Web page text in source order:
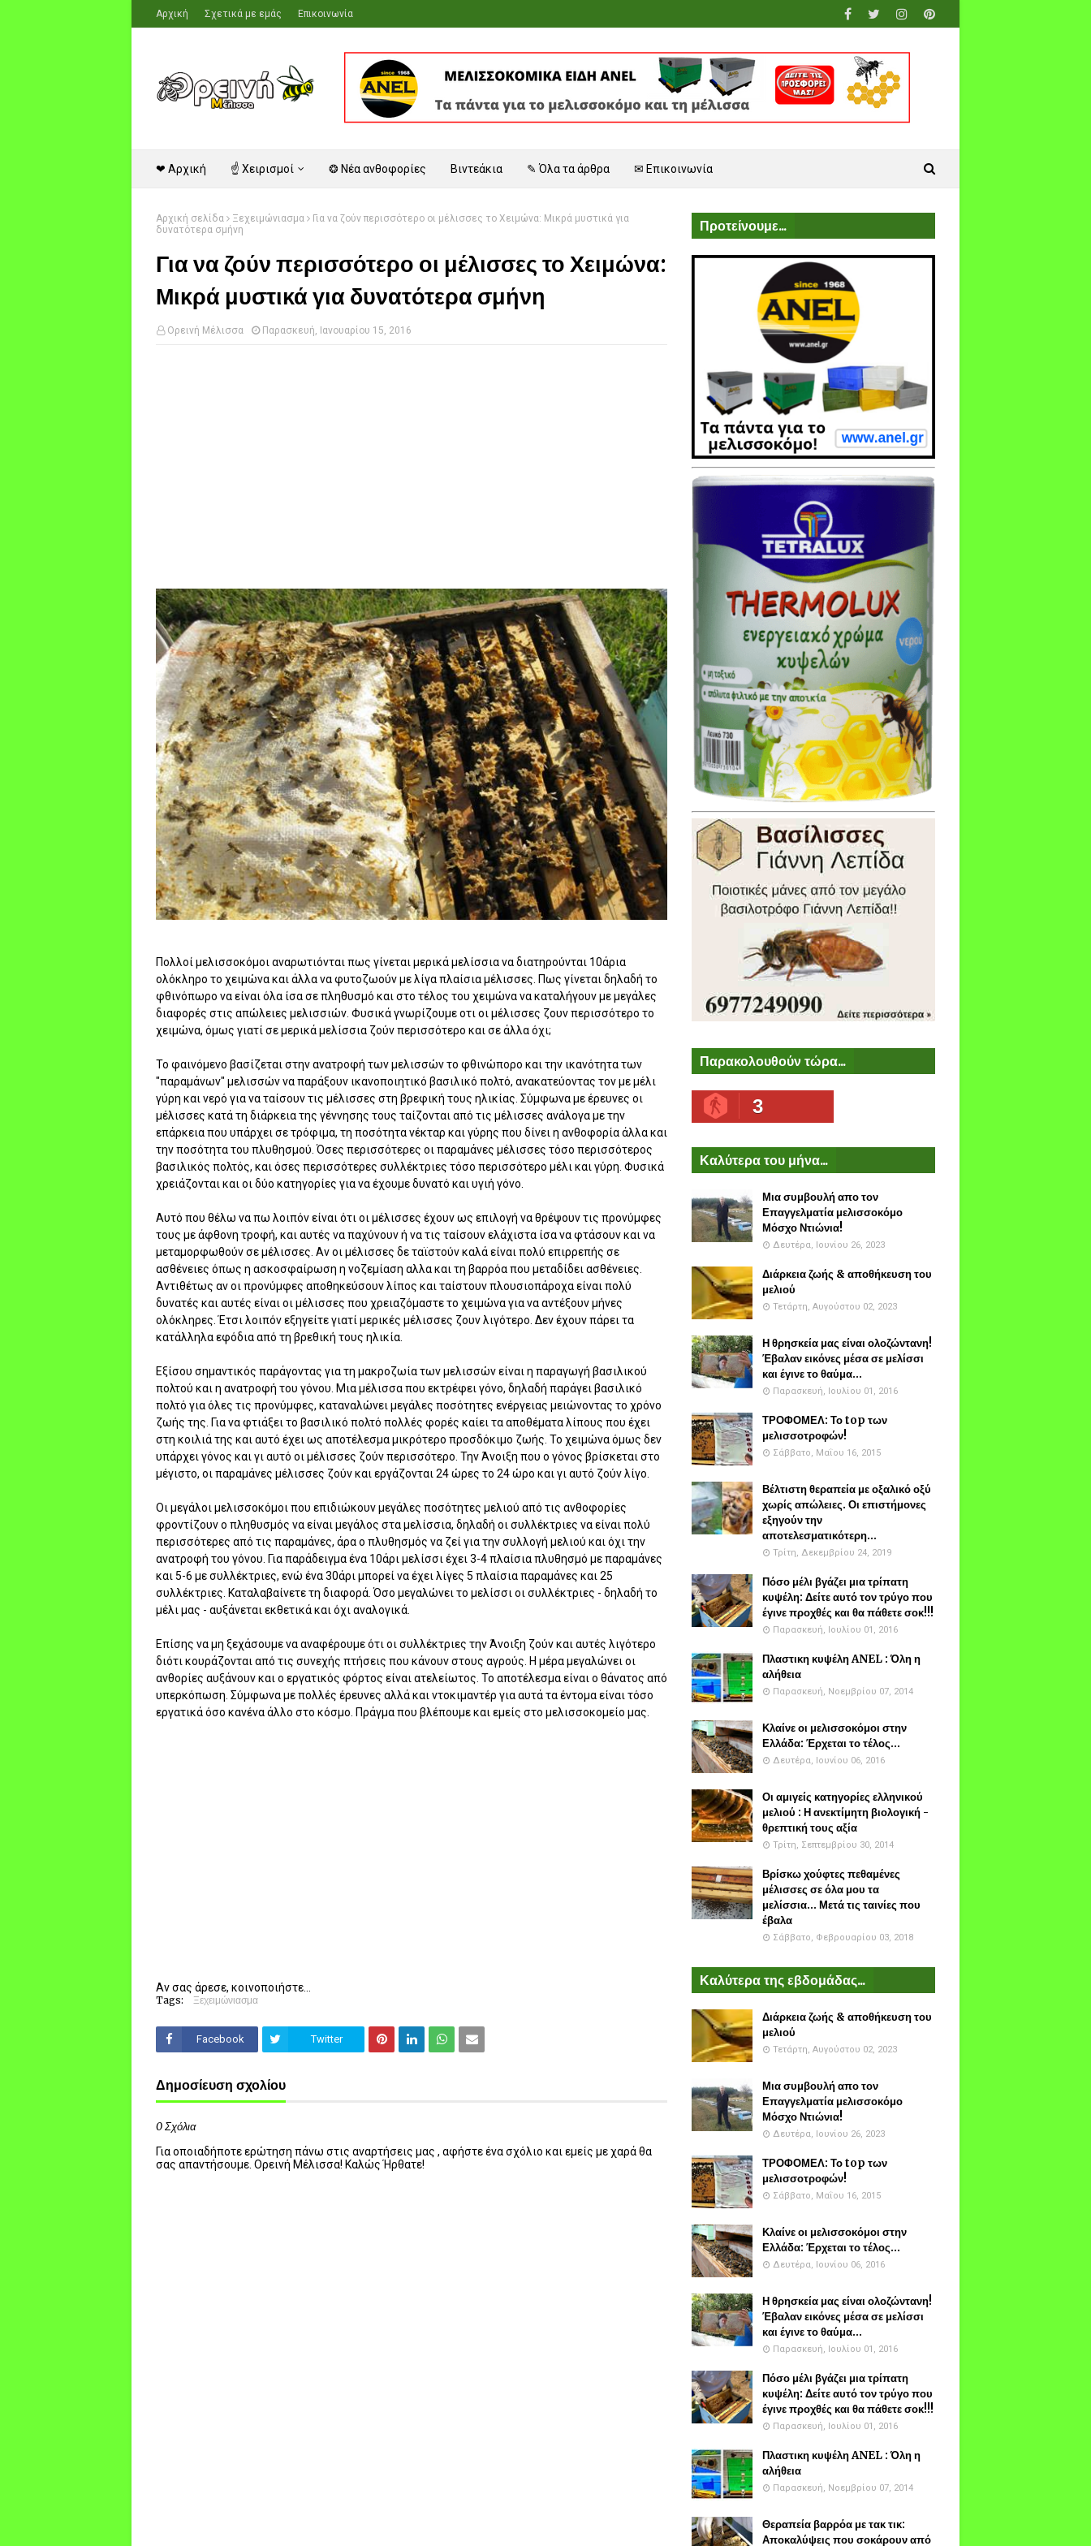
Αρχική Σχετικά με εμάς Επικοινωνία
❤ Αρχική ☝ Χειρισμοί ❂ Νέα ανθοφορίες Βιντεάκια ✎ Όλα τα άρθρα ✉ Επικοινωνία
Αρχική σελίδα Ξεχειμώνιασμα
Για να ζούν περισσότερο οι μέλισσες το Χειμώνα: Μικρά μυστικά για
δυνατότερα σμήνη
Για να ζούν περισσότερο οι μέλισσες το Χειμώνα:
Μικρά μυστικά για δυνατότερα σμήνη
Ορεινή Μέλισσα Παρασκευή, Ιανουαρίου 15, 2016
Πολλοί μελισσοκόμοι αναρωτιόνται πως γίνεται μερικά μελίσσια να διατηρούνται 10άρια
ολόκληρο το χειμώνα και άλλα να φυτοζωούν με λίγα πλαίσια μέλισσες. Πως γίνεται δηλαδή το
φθινόπωρο να είναι όλα ίσα σε πληθυσμό και στο τέλος του χειμώνα να καταλήγουν με μεγάλες
διαφορές στις απώλειες μελισσιών. Φυσικά γνωρίζουμε οτι οι μέλισσες ζουν περισσότερο το
χειμώνα, όμως γιατί σε μερικά μελίσσια ζούν περισσότερο και σε άλλα όχι;
Το φαινόμενο βασίζεται στην ανατροφή των μελισσών το φθινώπορο και την ικανότητα των
"παραμάνων" μελισσών να παράξουν ικανοποιητικό βασιλικό πολτό, ανακατεύοντας τον με μέλι
γύρη και νερό για να ταίσουν τις μέλισσες στη βρεφική τους ηλικίας. Σύμφωνα με έρευνες οι
μέλισσες κατά τη διάρκεια της γέννησης τους ταίζονται από τις μέλισσες ανάλογα με την
επάρκεια που υπάρχει σε τρόφιμα, τη ποσότητα νέκταρ και γύρης που δίνει η ανθοφορία άλλα και
την ποσότητα του πλυθησμού. Όσες περισσότερες οι παραμάνες μέλισσες τόσο περισσότερος
βασιλικός πολτός, και όσες περισσότερες συλλέκτριες τόσο περισσότερο μέλι και γύρη. Φυσικά
χρειάζονται και οι δύο κατηγορίες για να έχουμε δυνατό και υγιή γόνο.
Αυτό που θέλω να πω λοιπόν είναι ότι οι μέλισσες έχουν ως επιλογή να θρέψουν τις προνύμφες
τους με άφθονη τροφή, και αυτές να παχύνουν ή να τις ταίσουν ελάχιστα ίσα να φτάσουν και να
μεταμορφωθούν σε μέλισσες. Αν οι μέλισσες δε ταϊστούν καλά είναι πολύ επιρρεπής σε
ασθένειες όπως η ασκοσφαίρωση η νοζεμίαση αλλα και τη βαρρόα που μεταδίδει ασθένειες.
Αντιθέτως αν οι προνύμφες αποθηκεύσουν λίπος και ταίστουν πλουσιοπάροχα είναι πολύ
δυνατές και αυτές είναι οι μέλισσες που χρειαζόμαστε το χειμώνα για να αντέξουν μήνες
ολόκληρες. Έτσι λοιπόν εξηγείτε γιατί μερικές μέλισσες ζουν λιγότερο. Δεν έχουν πάρει τα
κατάλληλα εφόδια από τη βρεθική τους ηλικία.
Εξίσου σημαντικός παράγοντας για τη μακροζωία των μελισσών είναι η παραγωγή βασιλικού
πολτού και η ανατροφή του γόνου. Μια μέλισσα που εκτρέφει γόνο, δηλαδή παράγει βασιλικό
πολτό για όλες τις προνύμφες, καταναλώνει μεγάλες ποσότητες ενέργειας μειώνοντας το χρόνο
ζωής της. Για να φτιάξει το βασιλικό πολτό πολλές φορές καίει τα αποθέματα λίπους που έχει
στη κοιλιά της και αυτό έχει ως αποτέλεσμα μικρότερο προσδόκιμο ζωής. Το χειμώνα όμως δεν
υπάρχει γόνος και γι αυτό οι μέλισσες ζούν περισσότερο. Την Άνοιξη που ο γόνος βρίσκεται στο
μέγιστο, οι παραμάνες μέλισσες ζούν και εργάζονται 24 ώρες το 24 ώρο και γι αυτό ζούν λίγο.
Οι μεγάλοι μελισσοκόμοι που επιδιώκουν μεγάλες ποσότητες μελιού από τις ανθοφορίες
φροντίζουν ο πληθυσμός να είναι μεγάλος στα μελίσσια, δηλαδή οι συλλέκτριες να είναι πολύ
περισσότερες από τις παραμάνες, άρα ο πλυθησμός να ζεί για την συλλογή μελιού και όχι την
ανατροφή του γόνου. Για παράδειγμα ένα 10άρι μελίσσι έχει 3-4 πλαίσια πλυθησμό με παραμάνες
και 5-6 με συλλέκτριες, ενώ ένα 30άρι μπορεί να έχει λίγες 5 πλαίσια παραμάνες και 25
συλλέκτριες. Καταλαβαίνετε τη διαφορά. Όσο μεγαλώνει το μελίσσι οι συλλέκτριες - δηλαδή το
μέλι μας - αυξάνεται εκθετικά και όχι αναλογικά.
Επίσης να μη ξεχάσουμε να αναφέρουμε ότι οι συλλέκτριες την Άνοιξη ζούν και αυτές λιγότερο
διότι κουράζονται από τις συνεχής πτήσεις που κάνουν στους αγρούς. Η μέρα μεγαλώνει οι
ανθορίες αυξάνουν και ο εργατικός φόρτος είναι ατελείωτος. Το αποτέλεσμα είναι ο θάνατος από
υπερκόπωση. Σύμφωνα με πολλές έρευνες αλλά και ντοκιμαντέρ για αυτά τα έντομα είναι τόσο
εργατικά όσο κανένα άλλο στο κόσμο. Πράγμα που βλέπουμε και εμείς στο μελισσοκομείο μας.
Αν σας άρεσε, κοινοποιήστε...
Tags: Ξεχειμώνιασμα
Facebook Twitter
Δημοσίευση σχολίου
0 Σχόλια
Για οποιαδήποτε ερώτηση πάνω στις αναρτήσεις μας , αφήστε ένα σχόλιο και εμείς με χαρά θα
σας απαντήσουμε. Ορεινή Μέλισσα! Καλώς Ήρθατε!
Προτείνουμε...
Παρακολουθούν τώρα...
3
Καλύτερα του μήνα...
Μια συμβουλή απο τον
Επαγγελματία μελισσοκόμο
Μόσχο Ντιώνια!
Δευτέρα, Ιουνίου 26, 2023
Διάρκεια ζωής & αποθήκευση του
μελιού
Τετάρτη, Αυγούστου 02, 2023
Η θρησκεία μας είναι ολοζώντανη!
Έβαλαν εικόνες μέσα σε μελίσσι
και έγινε το θαύμα...
Παρασκευή, Ιουλίου 01, 2016
ΤΡΟΦΟΜΕΛ: Το top των
μελισσοτροφών!
Σάββατο, Μαΐου 16, 2015
Βέλτιστη θεραπεία με οξαλικό οξύ
χωρίς απώλειες. Οι επιστήμονες
εξηγούν την
αποτελεσματικότερη...
Τρίτη, Δεκεμβρίου 24, 2019
Πόσο μέλι βγάζει μια τρίπατη
κυψέλη: Δείτε αυτό τον τρύγο που
έγινε προχθές και θα πάθετε σοκ!!!
Παρασκευή, Ιουλίου 01, 2016
Πλαστικη κυψέλη ANEL : Όλη η
αλήθεια
Παρασκευή, Νοεμβρίου 07, 2014
Κλαίνε οι μελισσοκόμοι στην
Ελλάδα: Έρχεται το τέλος...
Δευτέρα, Ιουνίου 06, 2016
Οι αμιγείς κατηγορίες ελληνικού
μελιού : Η ανεκτίμητη βιολογική -
θρεπτική τους αξία
Τρίτη, Σεπτεμβρίου 30, 2014
Βρίσκω χούφτες πεθαμένες
μέλισσες σε όλα μου τα
μελίσσια... Μετά τις ταινίες που
έβαλα
Σάββατο, Φεβρουαρίου 03, 2018
Καλύτερα της εβδομάδας...
Διάρκεια ζωής & αποθήκευση του
μελιού
Τετάρτη, Αυγούστου 02, 2023
Μια συμβουλή απο τον
Επαγγελματία μελισσοκόμο
Μόσχο Ντιώνια!
Δευτέρα, Ιουνίου 26, 2023
ΤΡΟΦΟΜΕΛ: Το top των
μελισσοτροφών!
Σάββατο, Μαΐου 16, 2015
Κλαίνε οι μελισσοκόμοι στην
Ελλάδα: Έρχεται το τέλος...
Δευτέρα, Ιουνίου 06, 2016
Η θρησκεία μας είναι ολοζώντανη!
Έβαλαν εικόνες μέσα σε μελίσσι
και έγινε το θαύμα...
Παρασκευή, Ιουλίου 01, 2016
Πόσο μέλι βγάζει μια τρίπατη
κυψέλη: Δείτε αυτό τον τρύγο που
έγινε προχθές και θα πάθετε σοκ!!!
Παρασκευή, Ιουλίου 01, 2016
Πλαστικη κυψέλη ANEL : Όλη η
αλήθεια
Παρασκευή, Νοεμβρίου 07, 2014
Θεραπεία βαρρόα με τακ τικ:
Αποκαλύψεις που σοκάρουν από